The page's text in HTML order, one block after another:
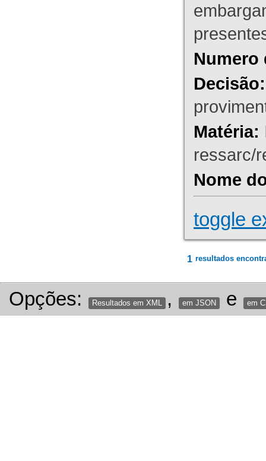
Numero
Decisão:
Matéria:
ressarc/
Nome
toggle
1 resultados
Opções: Resultados em XML , em JSON e em